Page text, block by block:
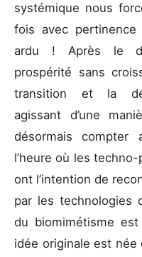
systémique nous
fois avec pertinence
ardu ! Après le
prospérité sans
transition et la
agissant d’une
désormais
l’heure où les
ont l’intention de
par les technologies
du biomimétisme est
idée originale est